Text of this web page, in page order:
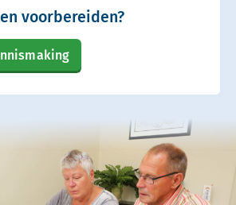
voorbereiden?